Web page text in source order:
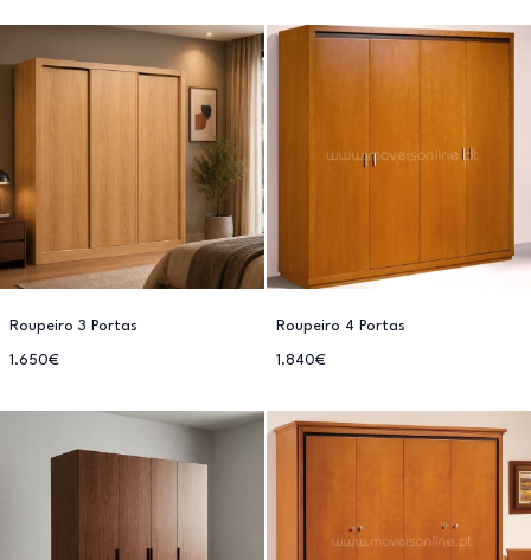
Roupeiro 3 Portas
1.650€
Roupeiro 4 Portas
1.840€